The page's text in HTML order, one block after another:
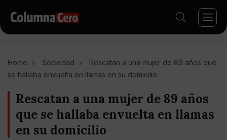
Home Sociedad
Rescatan a una mujer de 89 años que
se hallaba envuelta en llamas en su domicilio
Rescatan a una mujer de 89 años
que se hallaba envuelta en llamas
en su domicilio